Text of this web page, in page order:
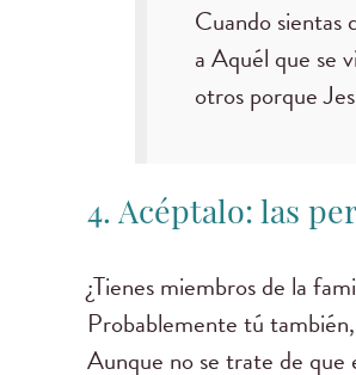
Cuando sientas
a Aquél que se
otros porque
4. Acéptalo: las
¿Tienes miembros de la
Probablemente tú
Aunque no se trate de que